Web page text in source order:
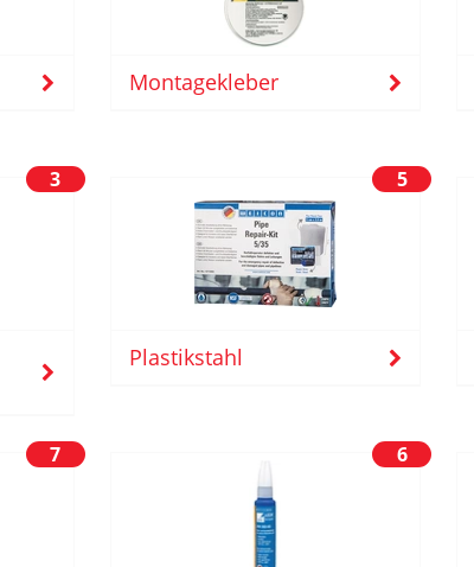
Montagekleber
3 5
Plastikstahl
7 6